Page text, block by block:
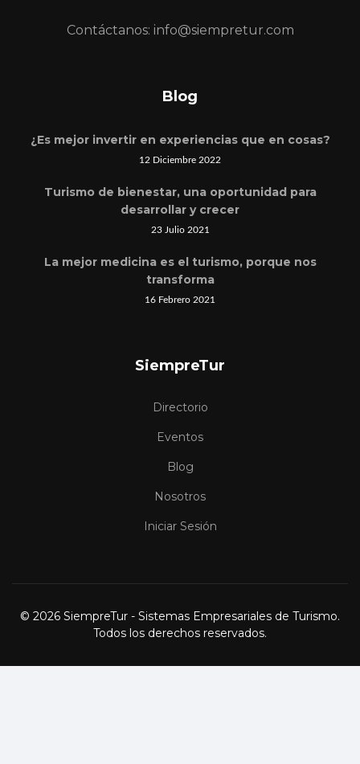
Contáctanos: info@siempretur.com
Blog
¿Es mejor invertir en experiencias que en cosas?
12 Diciembre 2022
Turismo de bienestar, una oportunidad para
desarrollar y crecer
23 Julio 2021
La mejor medicina es el turismo, porque nos
transforma
16 Febrero 2021
SiempreTur
Directorio
Eventos
Blog
Nosotros
Iniciar Sesión
© 2026 SiempreTur - Sistemas Empresariales de Turismo.
Todos los derechos reservados.